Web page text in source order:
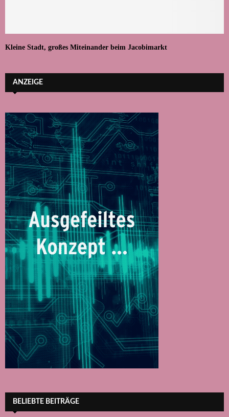
Kleine Stadt, großes Miteinander beim Jacobimarkt
ANZEIGE
BELIEBTE BEITRÄGE